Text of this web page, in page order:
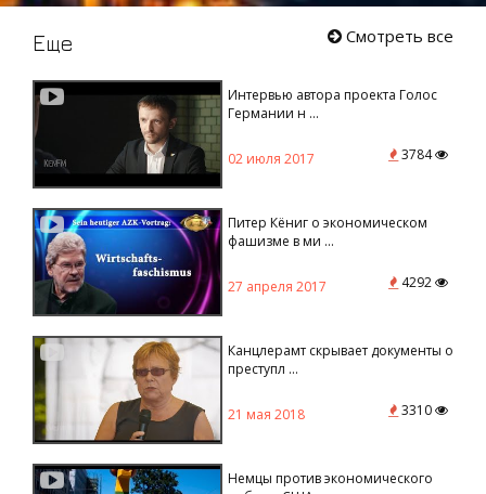
Еще Смотреть все
Интервью автора проекта Голос
Германии н ...
02 июля 2017 3784
Питер Кёниг о экономическом
фашизме в ми ...
27 апреля 2017 4292
Канцлерамт скрывает документы о
преступл ...
21 мая 2018 3310
Немцы против экономического